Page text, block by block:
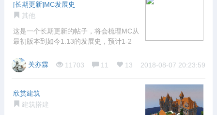
[长期更新]MC发展史
其他
这是一个长期更新的帖子，将会梳理MC从
最初版本到如今1.13的发展史，预计1-2
关亦霖 11703 11 13 2018-08-07 20:23:59
欣赏建筑
建筑搭建